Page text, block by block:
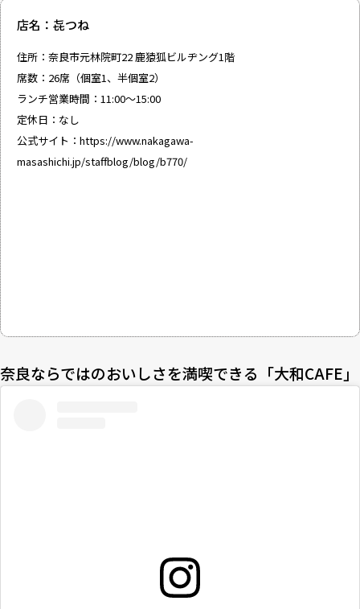
店名：㐂つね
住所：奈良市元林院町22 鹿猿狐ビルヂング1階
席数：26席（個室1、半個室2）
ランチ営業時間：11:00～15:00
定休日：なし
公式サイト： https://www.nakagawa-
masashichi.jp/staffblog/blog/b770/
奈良ならではのおいしさを満喫できる「大和CAFE」